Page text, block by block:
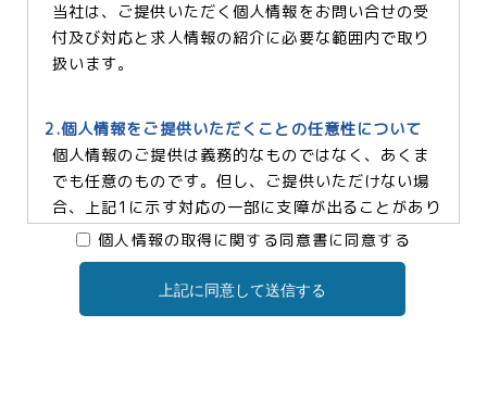
当社は、ご提供いただく個人情報をお問い合せの受
付及び対応と求人情報の紹介に必要な範囲内で取り
扱います。
2.個人情報をご提供いただくことの任意性について
個人情報のご提供は義務的なものではなく、あくま
でも任意のものです。但し、ご提供いただけない場
合、上記1に示す対応の一部に支障が出ることがあり
ますので、予めご了承ください。
3.個人情報の提供及び委託について
個人情報の取得に関する同意書に同意する
上記に同意して送信する